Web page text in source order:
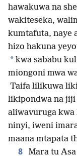
hawakuwa na
wakiteseka,
kumtafuta, naye
hizo hakuna
* kwa sababu
miongoni mwa
Taifa lilikuwa
likipondwa na jiji
aliwavuruga kwa
ninyi, iweni
maana mtapata
8
Mara tu